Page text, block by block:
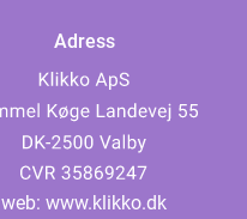
Adress
web: www.klikko.dk